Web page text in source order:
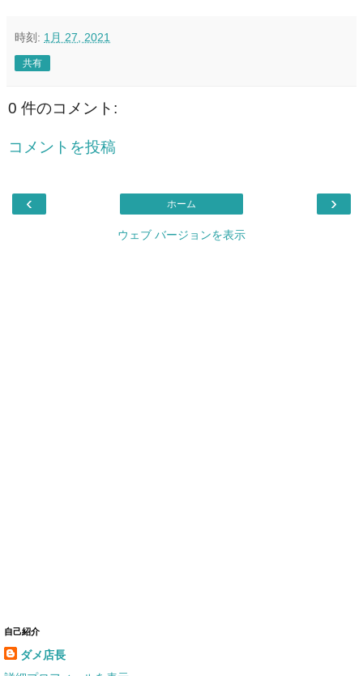
時刻: 1月 27, 2021
共有
0 件のコメント:
コメントを投稿
‹ ›
ホーム
ウェブ バージョンを表示
自己紹介
ダメ店長